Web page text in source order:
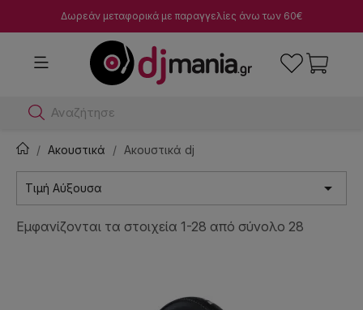
Δωρεάν μεταφορικά με παραγγελίες άνω των 60€
Αναζήτησε dj μίκτ
Ακουστικά Ακουστικά dj
Τιμή Αύξουσα 
Εμφανίζονται τα στοιχεία 1-28 από σύνολο 28